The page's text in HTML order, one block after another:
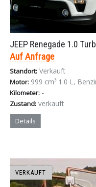
JEEP Renegade 1.0
Auf Anfrage
Standort: Verkauft
Motor: 999 cm³ 1.0 L,
Kilometer: -
Zustand: verkauft
Details
VERKAUFT